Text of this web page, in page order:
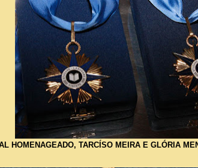
HOMENAGEADO, TARCÍSO MEIRA E GLÓRIA